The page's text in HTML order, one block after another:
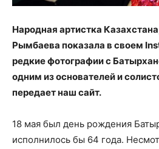
Народная артистка
Рымбаева показала в своем
редкие фотографии с
одним из основателей и
передает наш сайт.
18 мая был день рождения
исполнилось бы 64 года.